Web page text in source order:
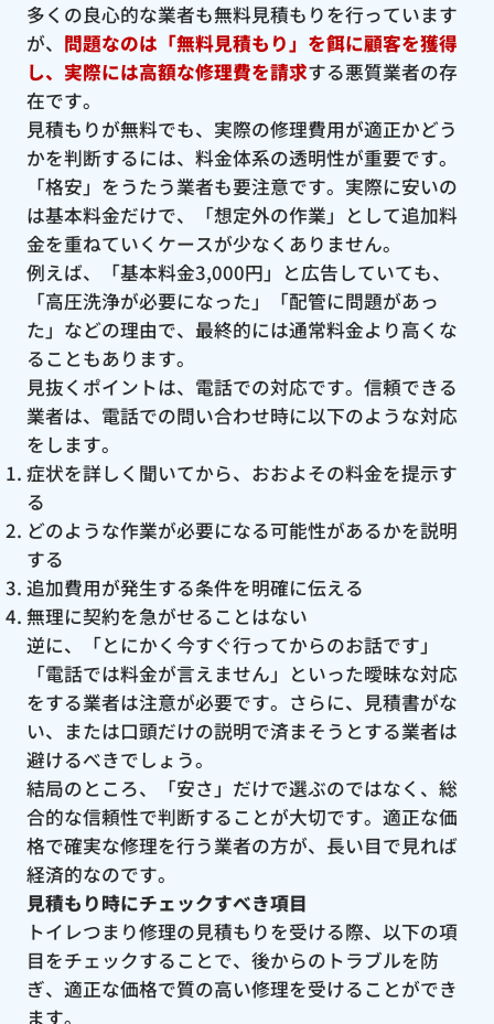
多くの良心的な業者も無料見積もりを行っています
が、 問題なのは「無料見積もり」を餌に顧客を獲得
し、実際には高額な修理費を請求する悪質業者の存
在です。
見積もりが無料でも、実際の修理費用が適正かどう
かを判断するには、料金体系の透明性が重要です。
「格安」をうたう業者も要注意です。実際に安いの
は基本料金だけで、「想定外の作業」として追加料
金を重ねていくケースが少なくありません。
例えば、「基本料金3,000円」と広告していても、
「高圧洗浄が必要になった」「配管に問題があっ
た」などの理由で、最終的には通常料金より高くな
ることもあります。
見抜くポイントは、電話での対応です。信頼できる
業者は、電話での問い合わせ時に以下のような対応
をします。
症状を詳しく聞いてから、おおよその料金を提示す
る
どのような作業が必要になる可能性があるかを説明
する
追加費用が発生する条件を明確に伝える
無理に契約を急がせることはない
逆に、「とにかく今すぐ行ってからのお話です」
「電話では料金が言えません」といった曖昧な対応
をする業者は注意が必要です。さらに、見積書がな
い、または口頭だけの説明で済まそうとする業者は
避けるべきでしょう。
結局のところ、「安さ」だけで選ぶのではなく、総
合的な信頼性で判断することが大切です。適正な価
格で確実な修理を行う業者の方が、長い目で見れば
経済的なのです。
見積もり時にチェックすべき項目
トイレつまり修理の見積もりを受ける際、以下の項
目をチェックすることで、後からのトラブルを防
ぎ、適正な価格で質の高い修理を受けることができ
ます。